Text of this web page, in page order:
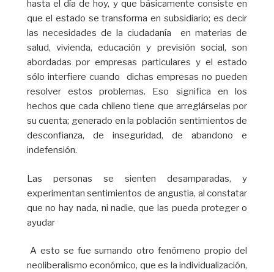
hasta el día de hoy, y que básicamente consiste en
que el estado se transforma en subsidiario; es decir
las necesidades de la ciudadanía en materias de
salud, vivienda, educación y previsión social, son
abordadas por empresas particulares y el estado
sólo interfiere cuando dichas empresas no pueden
resolver estos problemas. Eso significa en los
hechos que cada chileno tiene que arreglárselas por
su cuenta; generado en la población sentimientos de
desconfianza, de inseguridad, de abandono e
indefensión.
Las personas se sienten desamparadas, y
experimentan sentimientos de angustia, al constatar
que no hay nada, ni nadie, que las pueda proteger o
ayudar
A esto se fue sumando otro fenómeno propio del
neoliberalismo económico, que es la individualización,